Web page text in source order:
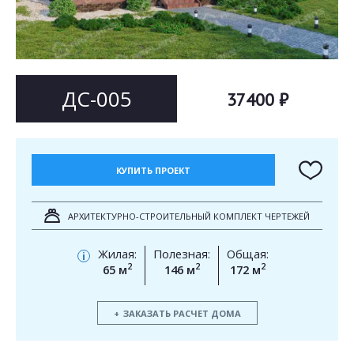
ДС-005 37400 ₽
КУПИТЬ ПРОЕКТ
АРХИТЕКТУРНО-СТРОИТЕЛЬНЫЙ КОМПЛЕКТ ЧЕРТЕЖЕЙ
i
Жилая:
65 м2
Полезная:
146 м2
Общая:
172 м2
ЗАКАЗАТЬ РАСЧЕТ ДОМА
Согласен на обработку персональных данных
Согласен на обработку персональных данных
This site is protected by reCAPTCHA and the Google Privacy PolicyandTerms of Service
apply.